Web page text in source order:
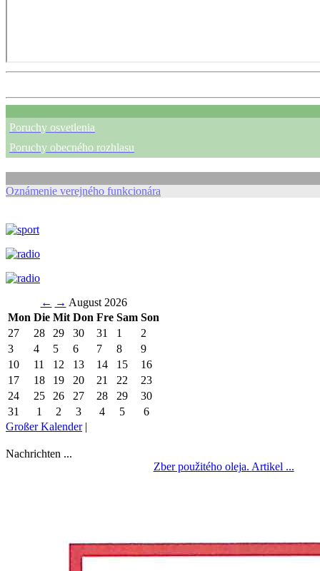
Poruchy osvetlenia
Poruchy obecného rozhlasu
Oznámenie verejného funkcionára
← → August 2026
Mon Die Mit Don Fre Sam Son
27
28 29 30 31 1
2
3
4 5 6 7 8
9
10
11 12 13 14 15
16
17
18 19 20 21 22
23
24
25 26 27 28 29
30
31
1 2 3 4 5
6
Großer Kalender|
Nachrichten ...
Zber použitého oleja. Artikel ...